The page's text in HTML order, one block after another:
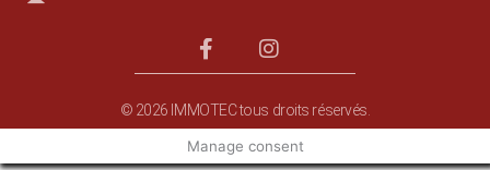
© 2026 IMMOTEC tous droits réservés.
Manage consent